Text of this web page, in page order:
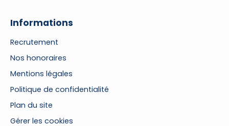
Informations
Recrutement
Nos honoraires
Mentions légales
Politique de confidentialité
Plan du site
Gérer les cookies